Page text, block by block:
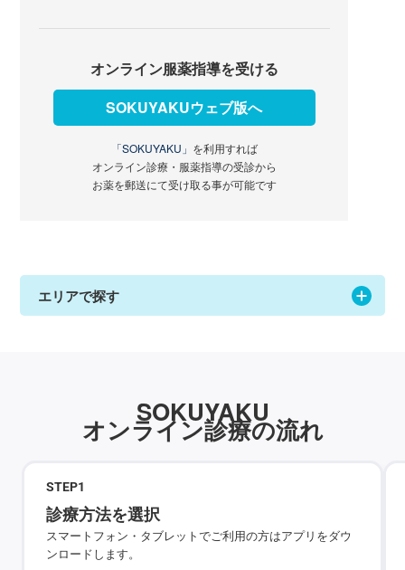
オンライン服薬指導を受ける
SOKUYAKUウェブ版へ
「SOKUYAKU」 を利用すれば
オンライン診療・服薬指導の受診から
お薬を郵送にて受け取る事が可能です
エリアで探す
SOKUYAKU
オンライン診療の流れ
STEP1
診療方法を選択
スマートフォン・タブレットでご利用の方はアプリをダウ
ンロードします。